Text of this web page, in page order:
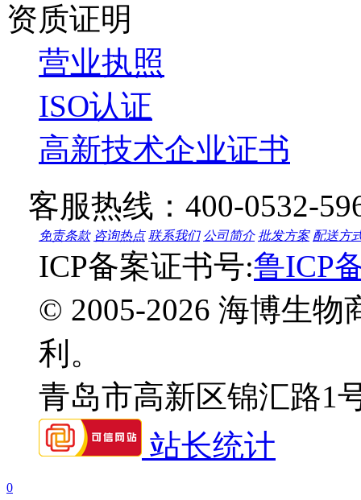
资质证明
营业执照
ISO认证
高新技术企业证书
客服热线： 400-0532-
免责条款 咨询热点 联系我们 公司简介 批发方案 配送方
ICP备案证书号:鲁ICP
© 2005-2026 海博生
利。
青岛市高新区锦汇路1
站长统计
0